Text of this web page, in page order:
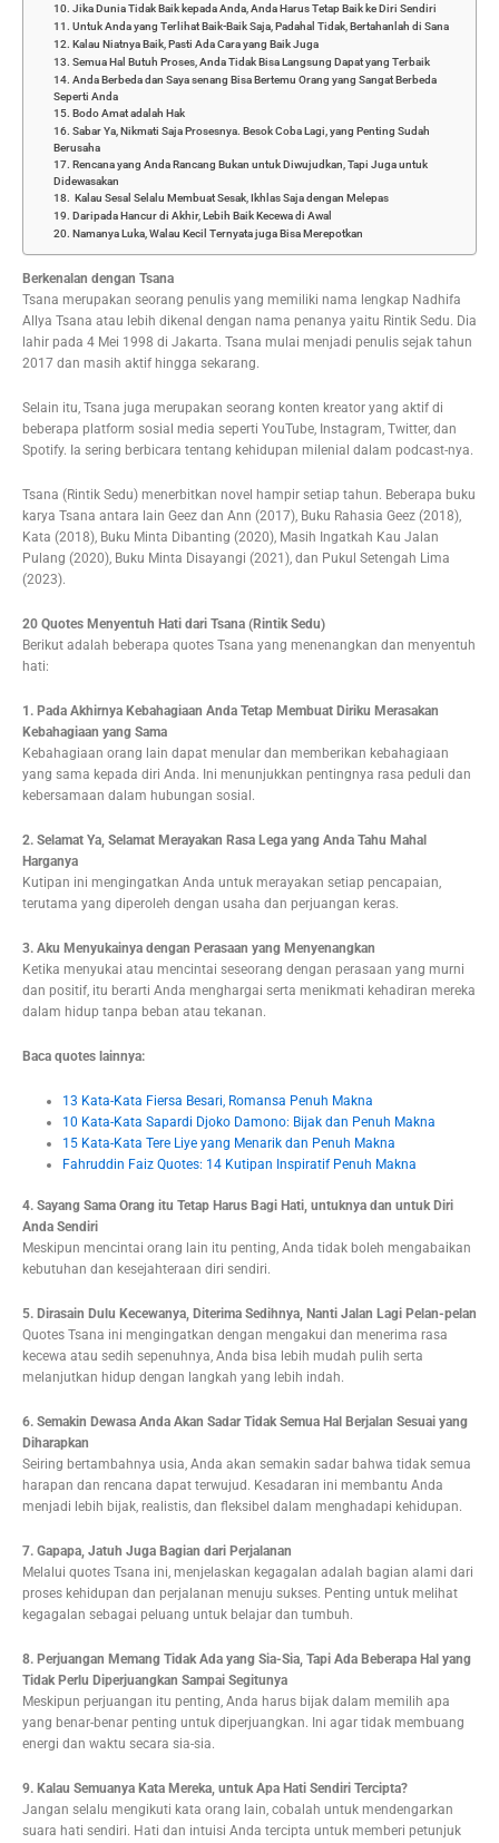
10. Jika Dunia Tidak Baik kepada Anda, Anda Harus Tetap Baik ke Diri Sendiri
11. Untuk Anda yang Terlihat Baik-Baik Saja, Padahal Tidak, Bertahanlah di Sana
12. Kalau Niatnya Baik, Pasti Ada Cara yang Baik Juga
13. Semua Hal Butuh Proses, Anda Tidak Bisa Langsung Dapat yang Terbaik
14. Anda Berbeda dan Saya senang Bisa Bertemu Orang yang Sangat Berbeda
Seperti Anda
15. Bodo Amat adalah Hak
16. Sabar Ya, Nikmati Saja Prosesnya. Besok Coba Lagi, yang Penting Sudah
Berusaha
17. Rencana yang Anda Rancang Bukan untuk Diwujudkan, Tapi Juga untuk
Didewasakan
18. Kalau Sesal Selalu Membuat Sesak, Ikhlas Saja dengan Melepas
19. Daripada Hancur di Akhir, Lebih Baik Kecewa di Awal
20. Namanya Luka, Walau Kecil Ternyata juga Bisa Merepotkan
Berkenalan dengan Tsana
Tsana merupakan seorang penulis yang memiliki nama lengkap Nadhifa
Allya Tsana atau lebih dikenal dengan nama penanya yaitu Rintik Sedu. Dia
lahir pada 4 Mei 1998 di Jakarta. Tsana mulai menjadi penulis sejak tahun
2017 dan masih aktif hingga sekarang.
Selain itu, Tsana juga merupakan seorang konten kreator yang aktif di
beberapa platform sosial media seperti YouTube, Instagram, Twitter, dan
Spotify. Ia sering berbicara tentang kehidupan milenial dalam podcast-nya.
Tsana (Rintik Sedu) menerbitkan novel hampir setiap tahun. Beberapa buku
karya Tsana antara lain Geez dan Ann (2017), Buku Rahasia Geez (2018),
Kata (2018), Buku Minta Dibanting (2020), Masih Ingatkah Kau Jalan
Pulang (2020), Buku Minta Disayangi (2021), dan Pukul Setengah Lima
(2023).
20 Quotes Menyentuh Hati dari Tsana (Rintik Sedu)
Berikut adalah beberapa quotes Tsana yang menenangkan dan menyentuh
hati:
1. Pada Akhirnya Kebahagiaan Anda Tetap Membuat Diriku Merasakan
Kebahagiaan yang Sama
Kebahagiaan orang lain dapat menular dan memberikan kebahagiaan
yang sama kepada diri Anda. Ini menunjukkan pentingnya rasa peduli dan
kebersamaan dalam hubungan sosial.
2. Selamat Ya, Selamat Merayakan Rasa Lega yang Anda Tahu Mahal
Harganya
Kutipan ini mengingatkan Anda untuk merayakan setiap pencapaian,
terutama yang diperoleh dengan usaha dan perjuangan keras.
3. Aku Menyukainya dengan Perasaan yang Menyenangkan
Ketika menyukai atau mencintai seseorang dengan perasaan yang murni
dan positif, itu berarti Anda menghargai serta menikmati kehadiran mereka
dalam hidup tanpa beban atau tekanan.
Baca quotes lainnya:
13 Kata-Kata Fiersa Besari, Romansa Penuh Makna
10 Kata-Kata Sapardi Djoko Damono: Bijak dan Penuh Makna
15 Kata-Kata Tere Liye yang Menarik dan Penuh Makna
Fahruddin Faiz Quotes: 14 Kutipan Inspiratif Penuh Makna
4. Sayang Sama Orang itu Tetap Harus Bagi Hati, untuknya dan untuk Diri
Anda Sendiri
Meskipun mencintai orang lain itu penting, Anda tidak boleh mengabaikan
kebutuhan dan kesejahteraan diri sendiri.
5. Dirasain Dulu Kecewanya, Diterima Sedihnya, Nanti Jalan Lagi Pelan-pelan
Quotes Tsana ini mengingatkan dengan mengakui dan menerima rasa
kecewa atau sedih sepenuhnya, Anda bisa lebih mudah pulih serta
melanjutkan hidup dengan langkah yang lebih indah.
6. Semakin Dewasa Anda Akan Sadar Tidak Semua Hal Berjalan Sesuai yang
Diharapkan
Seiring bertambahnya usia, Anda akan semakin sadar bahwa tidak semua
harapan dan rencana dapat terwujud. Kesadaran ini membantu Anda
menjadi lebih bijak, realistis, dan fleksibel dalam menghadapi kehidupan.
7. Gapapa, Jatuh Juga Bagian dari Perjalanan
Melalui quotes Tsana ini, menjelaskan kegagalan adalah bagian alami dari
proses kehidupan dan perjalanan menuju sukses. Penting untuk melihat
kegagalan sebagai peluang untuk belajar dan tumbuh.
8. Perjuangan Memang Tidak Ada yang Sia-Sia, Tapi Ada Beberapa Hal yang
Tidak Perlu Diperjuangkan Sampai Segitunya
Meskipun perjuangan itu penting, Anda harus bijak dalam memilih apa
yang benar-benar penting untuk diperjuangkan. Ini agar tidak membuang
energi dan waktu secara sia-sia.
9. Kalau Semuanya Kata Mereka, untuk Apa Hati Sendiri Tercipta?
Jangan selalu mengikuti kata orang lain, cobalah untuk mendengarkan
suara hati sendiri. Hati dan intuisi Anda tercipta untuk memberi petunjuk